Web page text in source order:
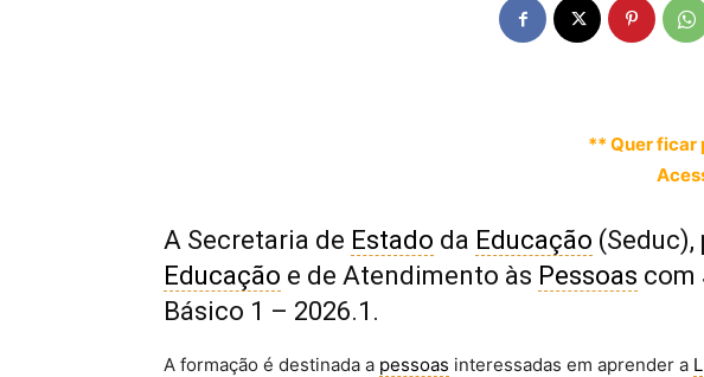
** Quer ficar
A Secretaria de Estado da Educação
Educação e de Atendimento às Pessoas com
Básico 1 – 2026.1.
A formação é destinada a pessoas interessadas em aprender a